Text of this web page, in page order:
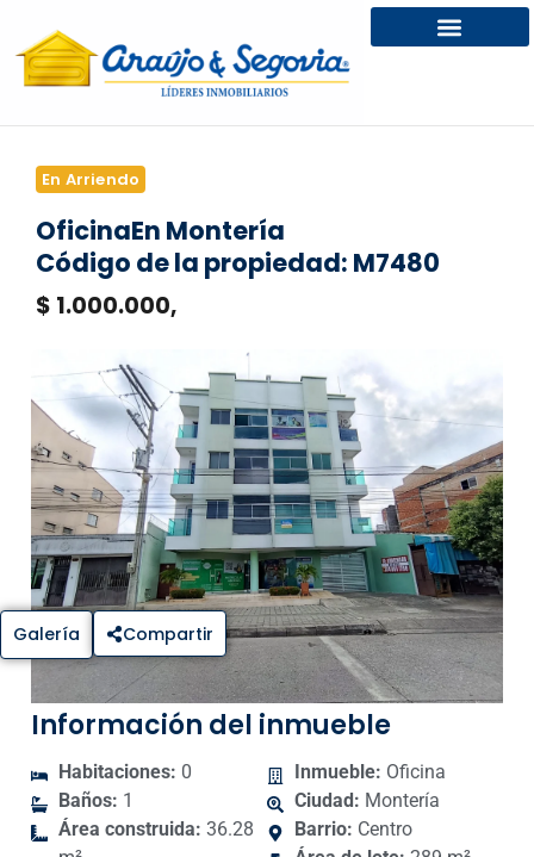
En Arriendo
OficinaEn Montería
Código de la propiedad: M7480
$ 1.000.000,
Galería Compartir
Información del inmueble
Habitaciones: 0
Baños: 1
Área construida: 36.28
Inmueble: Oficina
Ciudad: Montería
Barrio: Centro